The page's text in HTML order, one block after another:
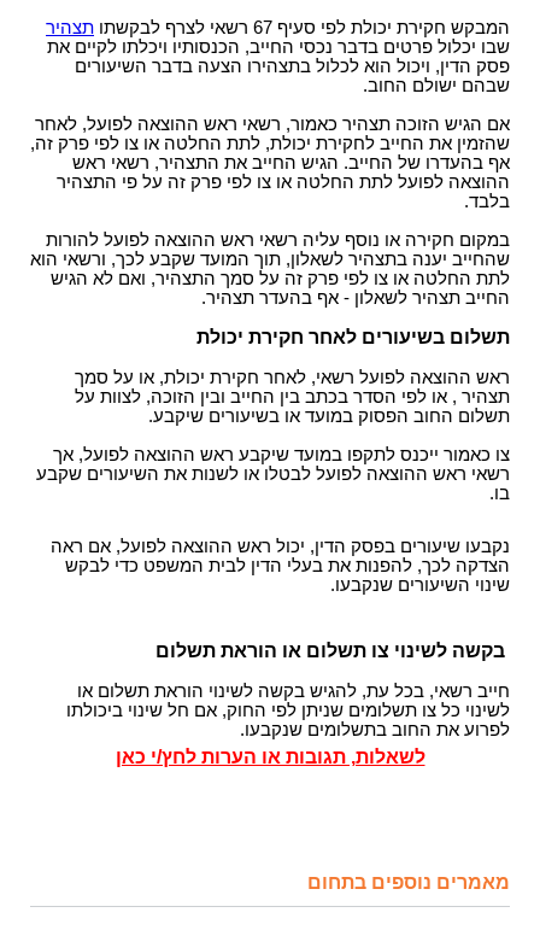
המבקש חקירת יכולת לפי סעיף 67 רשאי לצרף לבקשתו
תצהיר
שבו יכלול פרטים בדבר נכסי החייב, הכנסותיו ויכלתו לקיים את
פסק הדין, ויכול הוא לכלול בתצהירו הצעה בדבר השיעורים
שבהם ישולם החוב.
אם הגיש הזוכה תצהיר כאמור, רשאי ראש ההוצאה לפועל, לאחר
שהזמין את החייב לחקירת יכולת, לתת החלטה או צו לפי פרק זה,
אף בהעדרו של החייב. הגיש החייב את התצהיר, רשאי ראש
ההוצאה לפועל לתת החלטה או צו לפי פרק זה על פי התצהיר
בלבד.
במקום חקירה או נוסף עליה רשאי ראש ההוצאה לפועל להורות
שהחייב יענה בתצהיר לשאלון, תוך המועד שקבע לכך, ורשאי הוא
לתת החלטה או צו לפי פרק זה על סמך התצהיר, ואם לא הגיש
החייב תצהיר לשאלון - אף בהעדר תצהיר.
תשלום בשיעורים לאחר חקירת יכולת
ראש ההוצאה לפועל רשאי, לאחר חקירת יכולת, או על סמך
תצהיר , או לפי הסדר בכתב בין החייב ובין הזוכה, לצוות על
תשלום החוב הפסוק במועד או בשיעורים שיקבע.
צו כאמור ייכנס לתקפו במועד שיקבע ראש ההוצאה לפועל, אך
רשאי ראש ההוצאה לפועל לבטלו או לשנות את השיעורים שקבע
בו.
נקבעו שיעורים בפסק הדין, יכול ראש ההוצאה לפועל, אם ראה
הצדקה לכך, להפנות את בעלי הדין לבית המשפט כדי לבקש
שינוי השיעורים שנקבעו.
בקשה לשינוי צו תשלום או הוראת תשלום
חייב רשאי, בכל עת, להגיש בקשה לשינוי הוראת תשלום או
לשינוי כל צו תשלומים שניתן לפי החוק, אם חל שינוי ביכולתו
לפרוע את החוב בתשלומים שנקבעו.
לשאלות, תגובות או הערות לחץ/י כאן
מאמרים נוספים בתחום